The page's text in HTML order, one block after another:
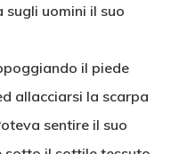
sugli uomini il suo
il piede
allacciarsi la scarpa
sentire il suo